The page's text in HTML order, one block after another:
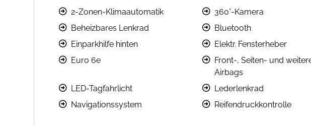
2-Zonen-Klimaautomatik 360°-Kamera
Beheizbares Lenkrad
Bluetooth
Einparkhilfe hinten
Elektr. Fensterheber
Euro 6e
Front-, Seiten- und
Airbags
LED-Tagfahrlicht Lederlenkrad
Navigationssystem
Reifendruckkontrolle